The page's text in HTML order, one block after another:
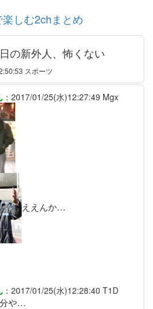
楽しむ2chまとめ
の新外人、怖くない
スポーツ
： 2017/01/25(水)12:27:49 Mgx
ええんか…
： 2017/01/25(水)12:28:40 T1D
や…